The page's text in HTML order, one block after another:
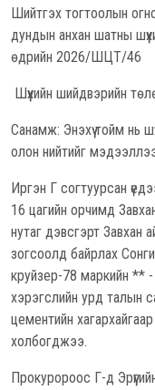
Шийтгэх тогтоолын
дундын анхан шатны
өдрийн 2026/ШЦТ/46
Шүүхийн шийдвэрийн
Санамж: Энэхүү тойм нь
олон нийтийг
Иргэн Г согтуурсан
16 цагийн орчимд
нутаг дэвсгэрт Завхан
зогсоолд байрлах
круйзер-78 маркийн **
хэрэгслийн урд талын
цементийн
холбогджээ.
Прокуророос Г-д